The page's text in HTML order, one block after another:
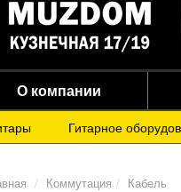
О компании
Гитарное
Коммутация Кабель